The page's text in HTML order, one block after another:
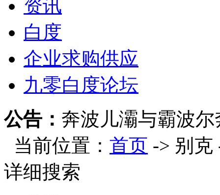
资讯
白度
企业求购供应
九零白度论坛
公告： 奔波儿灞与霸波
当前位置： 首页 -> 别克
详细搜索